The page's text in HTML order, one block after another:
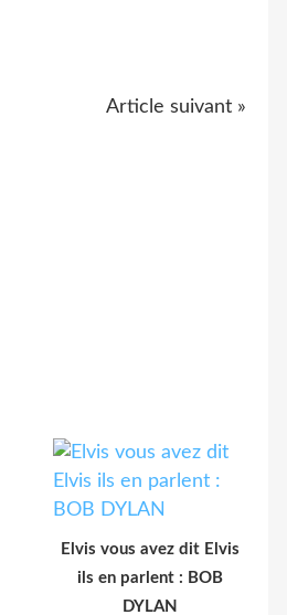
Article suivant »
Elvis vous avez dit Elvis
ils en parlent : BOB
DYLAN